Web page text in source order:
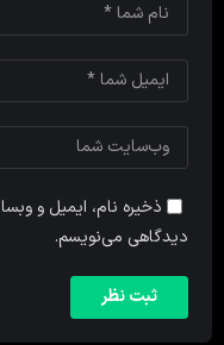
ذخیره نام، ایمیل و
دیدگاهی می‌نویسم.